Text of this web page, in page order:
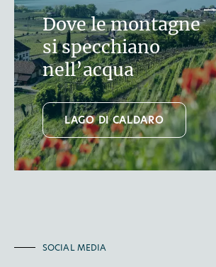
Dove le montagne
si specchiano
nell’acqua
LAGO DI CALDARO
SOCIAL MEDIA